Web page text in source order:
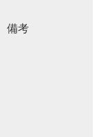
備考